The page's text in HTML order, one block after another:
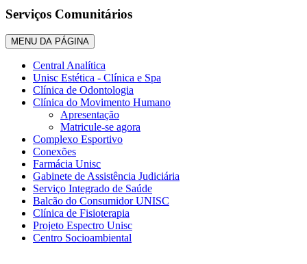
Serviços Comunitários
MENU DA PÁGINA
Central Analítica
Unisc Estética - Clínica e Spa
Clínica de Odontologia
Clínica do Movimento Humano
Apresentação
Matricule-se agora
Complexo Esportivo
Conexões
Farmácia Unisc
Gabinete de Assistência Judiciária
Serviço Integrado de Saúde
Balcão do Consumidor UNISC
Clínica de Fisioterapia
Projeto Espectro Unisc
Centro Socioambiental